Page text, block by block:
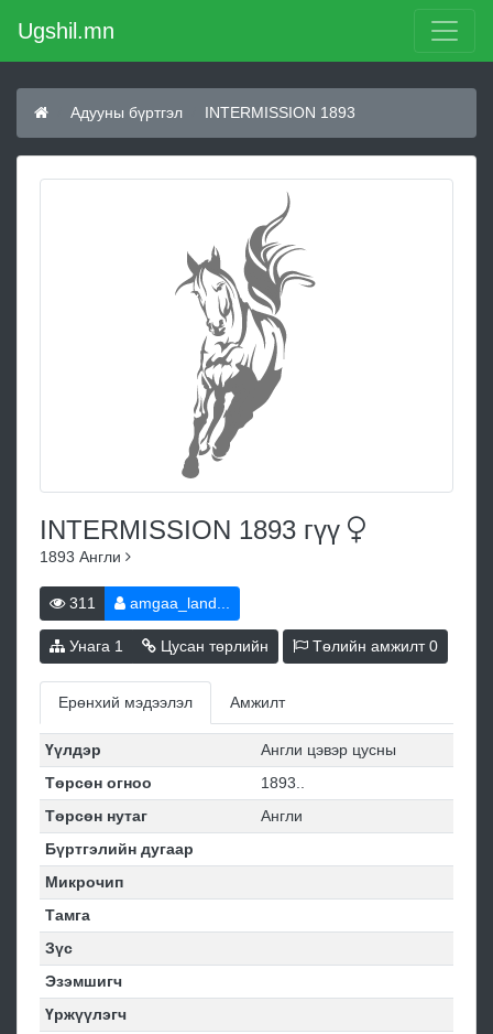
Ugshil.mn
Адууны бүртгэл INTERMISSION 1893
INTERMISSION 1893 гүү
1893 Англи
311 amgaa_land...
Унага 1 Цусан төрлийн Төлийн амжилт0
Ерөнхий мэдээлэл Амжилт
Үүлдэр
Англи цэвэр цусны
Төрсөн огноо
1893..
Төрсөн нутаг
Англи
Бүртгэлийн дугаар
Микрочип
Тамга
Зүс
Эзэмшигч
Үржүүлэгч